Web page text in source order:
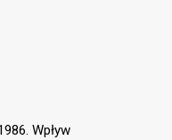
Wpływ